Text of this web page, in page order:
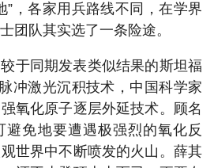
”，各家用兵路线不同，在学界
团队其实选了一条险途。
于同期发表类似结果的斯坦福
冲激光沉积技术，中国科学家
氧化原子逐层外延技术。顾名
避免地要遭遇极强烈的氧化反
世界中不断喷发的火山。薛其